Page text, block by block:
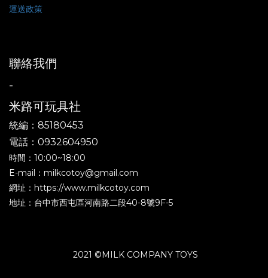
運送政策
聯絡我們
-
米路可玩具社
統編：85180453
電話：0932604950
時間：10:00~18:00
E-mail：milkcotoy@gmail.com
網址：https://www.milkcotoy.com
地址：台中市西屯區河南路二段40-8號9F-5
2021 ©MILK COMPANY TOYS